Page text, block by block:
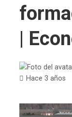
|
Hace 3 años